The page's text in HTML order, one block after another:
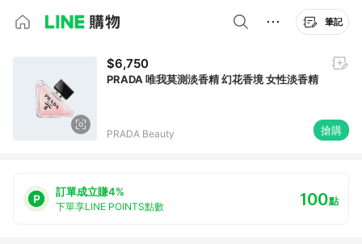
筆記
$6,750
PRADA 唯我莫測淡香精 幻花香境 女性淡香精
PRADA Beauty 搶購
訂單成立賺4%
下單享LINE POINTS點數 100點